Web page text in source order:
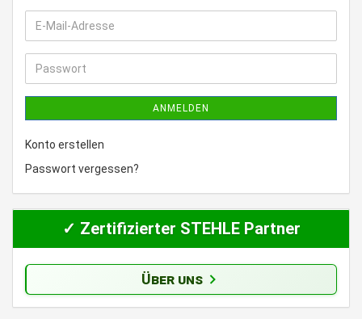
E-
Mail-
Adresse
Passwort
ANMELDEN
Konto erstellen
Passwort vergessen?
✓ Zertifizierter STEHLE Partner
Über uns